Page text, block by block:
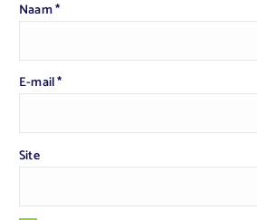
Naam*
E-mail*
Site